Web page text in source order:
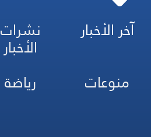
آخر الأخبار نشرات
الأخبار
منوعات
رياضة